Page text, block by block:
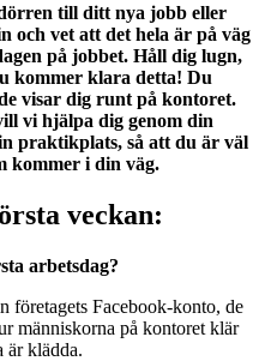
till ditt nya jobb eller
vet att det hela är på väg
på jobbet. Håll dig lugn,
kommer klara detta! Du
visar dig runt på kontoret.
vi hjälpa dig genom din
praktikplats, så att du är väl
kommer i din väg.
veckan:
arbetsdag?
företagets Facebook-konto, de
människorna på kontoret klär
är klädda.